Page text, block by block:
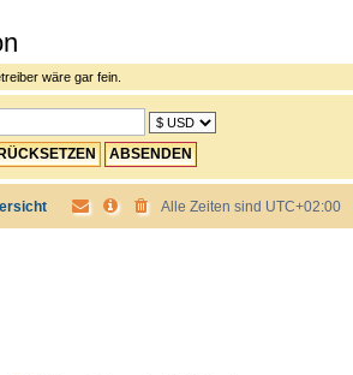
wäre gar fein.
Alle Zeiten sind UTC+02:00